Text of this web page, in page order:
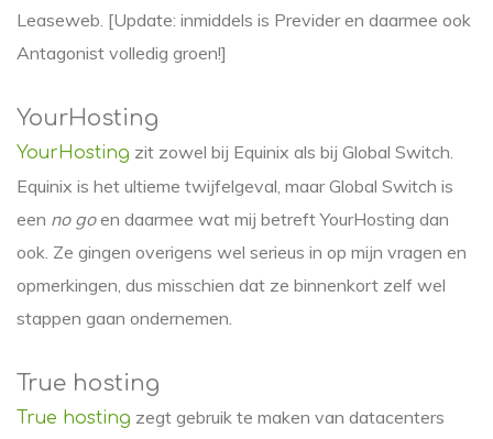
Leaseweb. [Update: inmiddels is Previder en daarmee ook
Antagonist volledig groen!]
YourHosting
YourHosting zit zowel bij Equinix als bij Global Switch.
Equinix is het ultieme twijfelgeval, maar Global Switch is
een no goen daarmee wat mij betreft YourHosting dan
ook. Ze gingen overigens wel serieus in op mijn vragen en
opmerkingen, dus misschien dat ze binnenkort zelf wel
stappen gaan ondernemen.
True hosting
True hosting zegt gebruik te maken van datacenters